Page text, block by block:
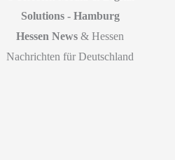
Solutions - Hamburg
Hessen News & Hessen
Nachrichten für Deutschland